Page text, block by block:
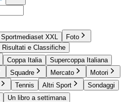
Sportmediaset XXL
Foto
Risultati e Classifiche
Coppa Italia
Supercoppa Italiana
Squadre Mercato
Motori
Tennis Altri Sport
Sondaggi
Un libro a settimana